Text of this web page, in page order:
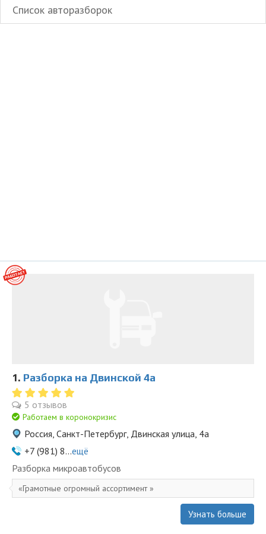
Список авторазборок
1. Разборка на Двинской 4а
5 отзывов
Работаем в коронокризис
Россия, Санкт-Петербург, Двинская улица, 4а
+7 (981) 8...ещё
Разборка микроавтобусов
Грамотные огромный ассортимент
Узнать больше